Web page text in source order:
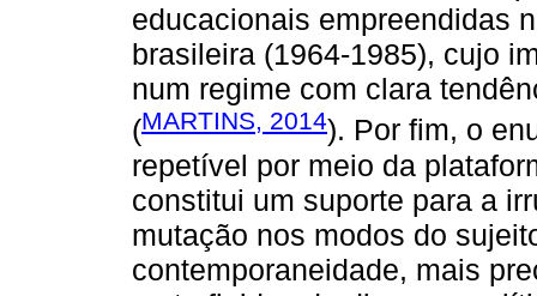
educacionais empreendidas
brasileira (1964-1985), cujo
num regime com clara
(MARTINS, 2014). Por fim, o
repetível por meio da
constitui um suporte para a
mutação nos modos do
contemporaneidade, mais